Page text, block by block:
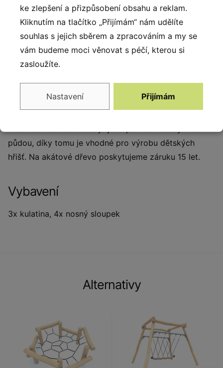
účelu. Dřevo obsahuje velké množství olejů, které jsou
dokonalými přírodními konzervanty a chrání dřevo
před hnilobnými procesy a škůdci. Díky této ochraně
si zachovává svůj estetický vzhled a pevnost po
mnoho let. Dřevo je mimořádně trvanlivé a odolné vůči
převážně z jádrového dřeva, které je velmi odolné a
po vyschnutí se jen málo smršťuje. Díky tomu lze
půdou, díky tomu je vhodné pro výrobu dětských
hřišť. Na akátové dřevo poskytujeme záruku 15 let.
Vybavení
3x kulatina, 4x nosný sloupek
Alternativy
ke zlepšení a přizpůsobení obsahu a reklam.
Kliknutím na tlačítko „Přijímám“ nám udělíte
souhlas s jejich sběrem a zpracováním a my se
vám budeme moci věnovat s péčí, kterou si
zasloužíte.
Nastavení Přijímám